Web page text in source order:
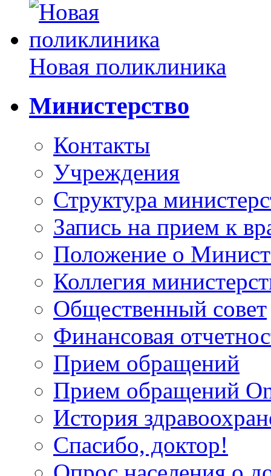
Новая поликлиника
Министерство
Контакты
Учреждения
Структура
Запись на прием к
Положение о
Коллегия
Общественный совет
Финансовая
Прием обращений
Прием обращений
История
Спасибо, доктор!